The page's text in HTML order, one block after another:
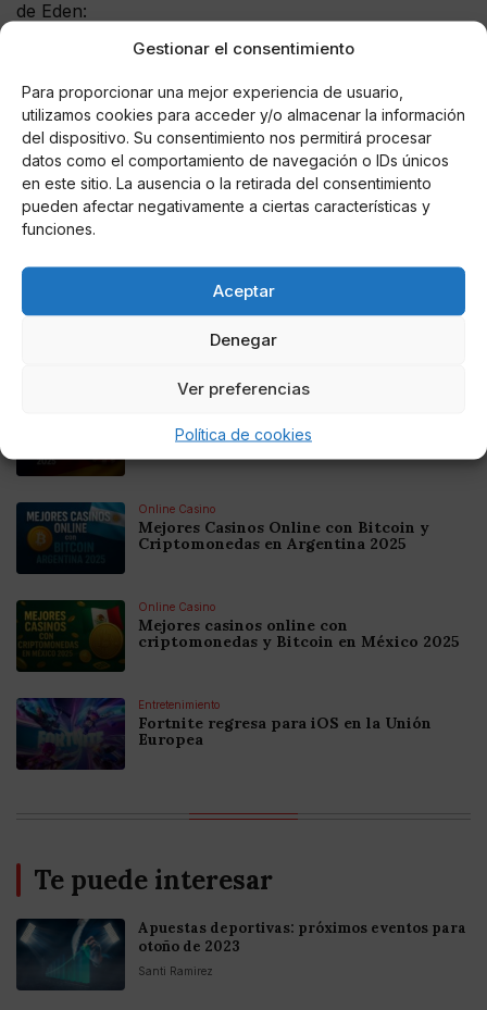
Gestionar el consentimiento
Para proporcionar una mejor experiencia de usuario,
utilizamos cookies para acceder y/o almacenar la información
del dispositivo. Su consentimiento nos permitirá procesar
datos como el comportamiento de navegación o IDs únicos
en este sitio. La ausencia o la retirada del consentimiento
pueden afectar negativamente a ciertas características y
funciones.
Aceptar
Denegar
Ver preferencias
Política de cookies
de Eden:
@hazardeden10
pic.twitter.com/pmBmqDAyrE
— Madrid Sports (@MadridSports_)April 6, 2019
Alberto López Herraiz
Mejores Cripto Casinos Online en
Colombia 2025: Bitcoin Casinos
Online Casino
Mejores Casinos Online con Bitcoin y
Criptomonedas en Argentina 2025
Online Casino
Mejores casinos online con
criptomonedas y Bitcoin en México 2025
Entretenimiento
Fortnite regresa para iOS en la Unión
Europea
Te puede interesar
Apuestas deportivas: próximos eventos para
otoño de 2023
Santi Ramirez